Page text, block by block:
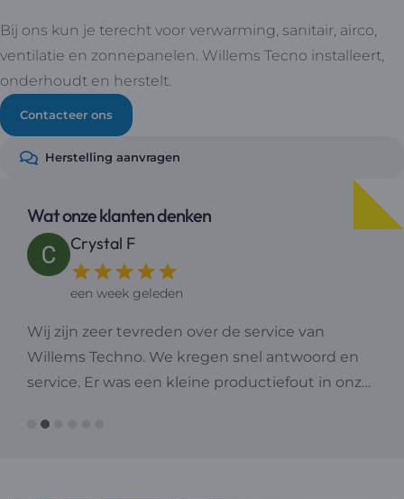
Bij ons kun je terecht voor verwarming, sanitair, airco,
ventilatie en zonnepanelen. Willems Tecno installeert,
onderhoudt en herstelt.
Contacteer ons
Herstelling aanvragen
Wat onze klanten denken
Crystal F
een week geleden
Wij zijn zeer tevreden over de service van
Willems Techno. We kregen snel antwoord en
service. Er was een kleine productiefout in onze
klantgerichte aanpak werd het probleem